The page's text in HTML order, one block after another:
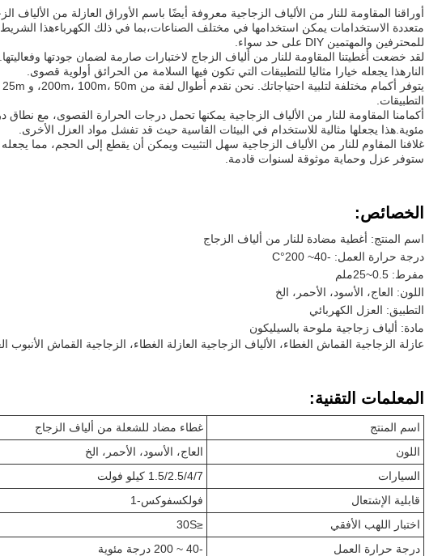
أوراقنا المقاومة للنار من الألياف الزجاجية معروفة أيضًا باسم الأوراق العازلة من الألياف
متعددة الاستخدامات يمكن استخدامها في مختلف الصناعات،بما في ذلك الكهرباءهذا الشريط
للمحترفين والمهتمين DIY على حد سواء.
لقد خضعت أغطيتنا المقاومة للنار من ألياف الزجاج لاختبارات صارمة لضمان جودتها
النارهذا يجعله خيارا مثاليا للتطبيقات التي تكون فيها السلامة من الحرائق أولوية قصوى.
التطبيقات.
مئوية.هذا يجعلها مثالية للاستخدام في البيئات القاسية حيث قد تفشل مواد العزل الأخرى.
غلافنا المقاوم للنار من الألياف الزجاجية سهل التثبيت ويمكن أن يقطع إلى الحجم، مما
ستوفر عزل وحماية موثوقة لسنوات قادمة.
الخصائص:
اسم المنتج: أغطية مضادة للنار من ألياف الزجاج
درجة حرارة العمل: -40~ 200°C
مفرط: 0.5~25ملم
اللون: العاج، الأسود، الأحمر، الخ
التطبيق: العزل الكهربائي
مادة: ألياف زجاجية ملوحة بالسيليكون
عازلة الزجاجية القماش الغطاء، الألياف الزجاجية العازلة الغطاء، الزجاجية القماش الأنبوب
المعلمات التقنية:
اسم المنتج
غطاء مضاد للشعلة من ألياف الزجاج
اللون
العاج، الأسود، الأحمر، الخ
السيارات
1.5/2.5/4/7 كيلو فولت
قابلية الإشتعال
فولكسفوكس-1
اختبار اللهب الأفقي
≤30S
درجة حرارة العمل
-40 ~ 200 درجة مئوية